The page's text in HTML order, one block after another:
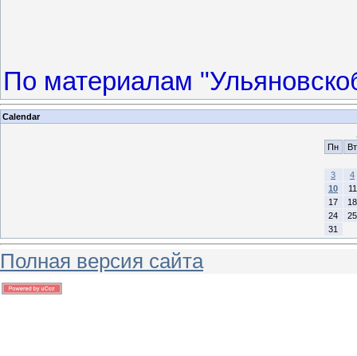
По материалам
Calendar
Пн
Вт
3
4
10
11
17
18
24
25
31
Полная версия сайта